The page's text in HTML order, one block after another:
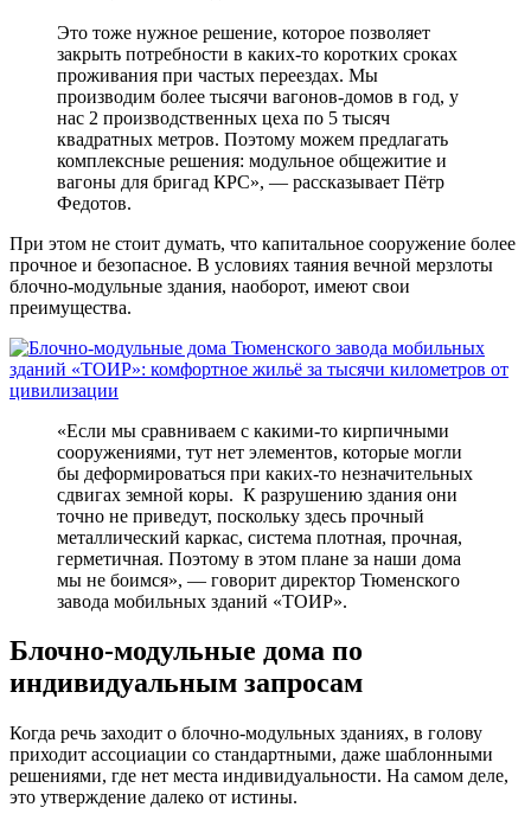
Это тоже нужное решение, которое позволяет
закрыть потребности в каких-то коротких сроках
проживания при частых переездах. Мы
производим более тысячи вагонов-домов в год, у
нас 2 производственных цеха по 5 тысяч
квадратных метров. Поэтому можем предлагать
комплексные решения: модульное общежитие и
вагоны для бригад КРС», ― рассказывает Пётр
Федотов.
При этом не стоит думать, что капитальное сооружение более
прочное и безопасное. В условиях таяния вечной мерзлоты
блочно-модульные здания, наоборот, имеют свои
преимущества.
«Если мы сравниваем с какими-то кирпичными
сооружениями, тут нет элементов, которые могли
бы деформироваться при каких-то незначительных
сдвигах земной коры. К разрушению здания они
точно не приведут, поскольку здесь прочный
металлический каркас, система плотная, прочная,
герметичная. Поэтому в этом плане за наши дома
мы не боимся», ― говорит директор Тюменского
завода мобильных зданий «ТОИР».
Блочно-модульные дома по
индивидуальным запросам
Когда речь заходит о блочно-модульных зданиях, в голову
приходит ассоциации со стандартными, даже шаблонными
решениями, где нет места индивидуальности. На самом деле,
это утверждение далеко от истины.